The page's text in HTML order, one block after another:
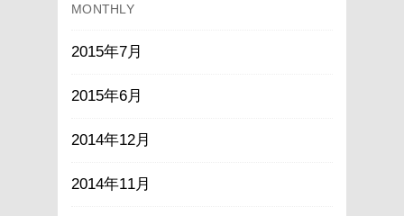
MONTHLY
2015年7月
2015年6月
2014年12月
2014年11月